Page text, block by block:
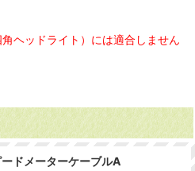
ヘッドライト）には適合しません
ドメーターケーブルA